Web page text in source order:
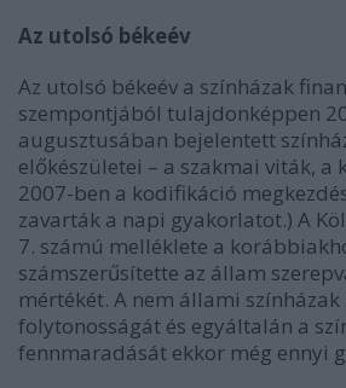
Az utolsó békeév
Az utolsó békeév a színházak
szempontjából tulajdonképpen
augusztusában bejelentett
előkészületei – a szakmai viták, a
2007-ben a kodifikáció
zavarták a napi gyakorlatot.) A
7. számú melléklete a
számszerűsítette az állam
mértékét. A nem állami
folytonosságát és egyáltalán a
fennmaradását ekkor még ennyi